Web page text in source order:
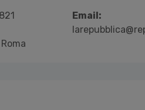
Email: